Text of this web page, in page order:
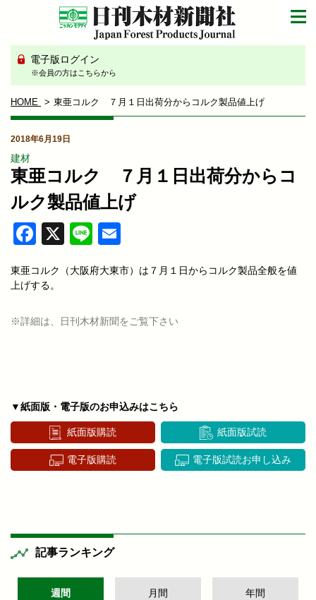
電子版ログイン
※会員の方はこちらから
HOME 東亜コルク ７月１日出荷分からコルク製品値上げ
2018年6月19日
建材
東亜コルク ７月１日出荷分からコ
ルク製品値上げ
Facebook
X Line
東亜コルク（大阪府大東市）は７月１日からコルク製品全般を値
上げする。
※詳細は、日刊木材新聞をご覧下さい
▼紙面版・電子版のお申込みはこちら
紙面版購読 紙面版試読
電子版購読 電子版試読お申し込み
記事ランキング
週間 月間 年間